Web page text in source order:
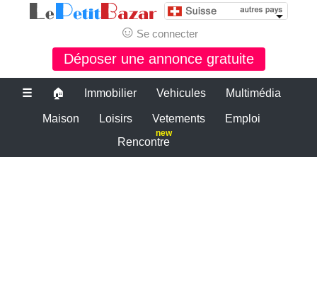
☺ Se connecter
Déposer une annonce gratuite
☰ 🏠 Immobilier Vehicules Multimédia
Maison Loisirs Vetements
Emploi
Rencontre
new